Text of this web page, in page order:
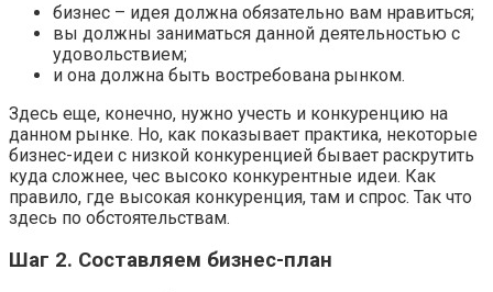
бизнес – идея должна обязательно вам нравиться;
вы должны заниматься данной деятельностью с
удовольствием;
и она должна быть востребована рынком.
Здесь еще, конечно, нужно учесть и конкуренцию на
данном рынке. Но, как показывает практика, некоторые
бизнес-идеи с низкой конкуренцией бывает раскрутить
куда сложнее, чес высоко конкурентные идеи. Как
правило, где высокая конкуренция, там и спрос. Так что
здесь по обстоятельствам.
Шаг 2. Составляем бизнес-план